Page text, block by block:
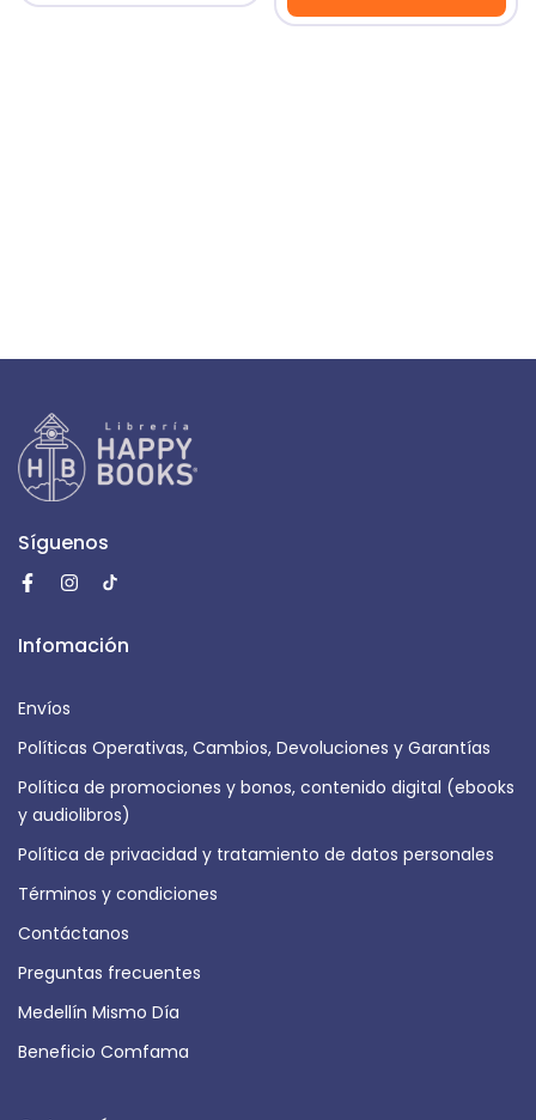
Síguenos
Infomación
Envíos
Políticas Operativas, Cambios, Devoluciones y Garantías
Política de promociones y bonos, contenido digital (ebooks
y audiolibros)
Política de privacidad y tratamiento de datos personales
Términos y condiciones
Contáctanos
Preguntas frecuentes
Medellín Mismo Día
Beneficio Comfama